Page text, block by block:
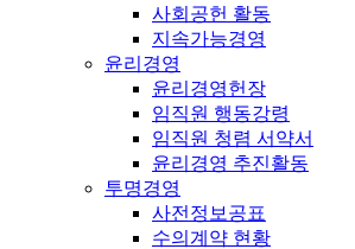
사회공헌 활동
지속가능경영
윤리경영
윤리경영헌장
임직원 행동강령
임직원 청렴 서약서
윤리경영 추진활동
투명경영
사전정보공표
수의계약 현황